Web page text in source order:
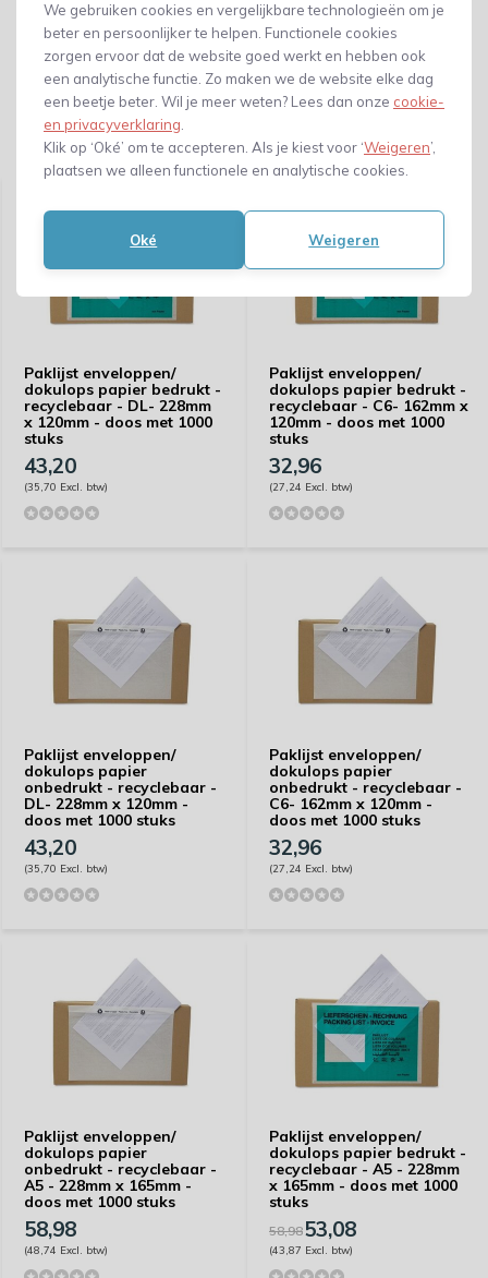
We gebruiken cookies en vergelijkbare technologieën om je
beter en persoonlijker te helpen. Functionele cookies
zorgen ervoor dat de website goed werkt en hebben ook
een analytische functie. Zo maken we de website elke dag
een beetje beter. Wil je meer weten? Lees dan onze cookie-
en privacyverklaring
Klik op ‘Oké’ om te accepteren. Als je kiest voor ‘Weigeren’,
plaatsen we alleen functionele en analytische cookies.
Oké Weigeren
Gerelateerde producten
Paklijst enveloppen/
dokulops papier bedrukt -
recyclebaar - DL- 228mm
x 120mm - doos met 1000
stuks
43,20
(35,70 Excl. btw)
Paklijst enveloppen/
dokulops papier bedrukt -
recyclebaar - C6- 162mm x
120mm - doos met 1000
stuks
32,96
(27,24 Excl. btw)
Paklijst enveloppen/
dokulops papier
onbedrukt - recyclebaar -
DL- 228mm x 120mm -
doos met 1000 stuks
43,20
(35,70 Excl. btw)
Paklijst enveloppen/
dokulops papier
onbedrukt - recyclebaar -
C6- 162mm x 120mm -
doos met 1000 stuks
32,96
(27,24 Excl. btw)
Paklijst enveloppen/
dokulops papier
onbedrukt - recyclebaar -
A5 - 228mm x 165mm -
doos met 1000 stuks
58,98
(48,74 Excl. btw)
Paklijst enveloppen/
dokulops papier bedrukt -
recyclebaar - A5 - 228mm
x 165mm - doos met 1000
stuks
58,9853,08
(43,87 Excl. btw)